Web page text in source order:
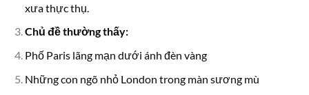
xưa thực thụ.
Chủ đề thường thấy:
Phố Paris lãng mạn dưới ánh đèn vàng
Những con ngõ nhỏ London trong màn sương mù